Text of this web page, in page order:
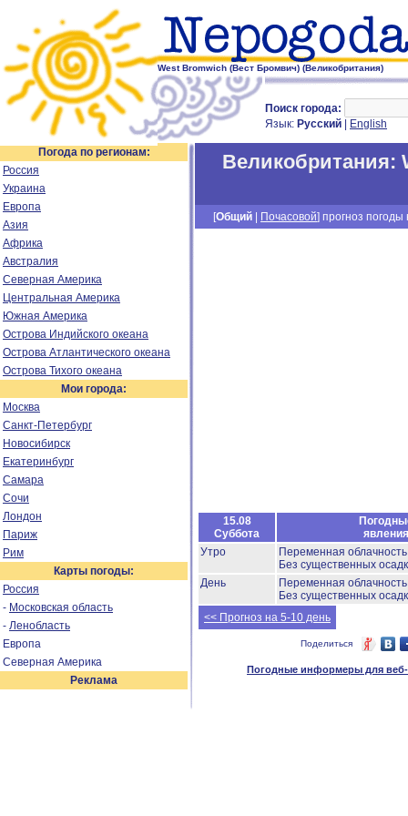
West Bromwich (Вест Бромвич) (Великобритания)
Поиск города:
Язык: Русский English
Погода по регионам:
Россия
Украина
Европа
Азия
Африка
Австралия
Северная Америка
Центральная Америка
Южная Америка
Острова Индийского океана
Острова Атлантического океана
Острова Тихого океана
Мои города:
Москва
Санкт-Петербург
Новосибирск
Екатеринбург
Самара
Сочи
Лондон
Париж
Рим
Карты погоды:
Россия
- Московская область
- Ленобласть
Европа
Северная Америка
Реклама
Великобритания:
[Общий Почасовой] прогноз погоды
15.08
Суббота
явления
Утро
Переменная
Без существенных
День
Переменная
Без существенных
<< Прогноз на 5-10 день
Поделиться
Погодные информеры для веб-